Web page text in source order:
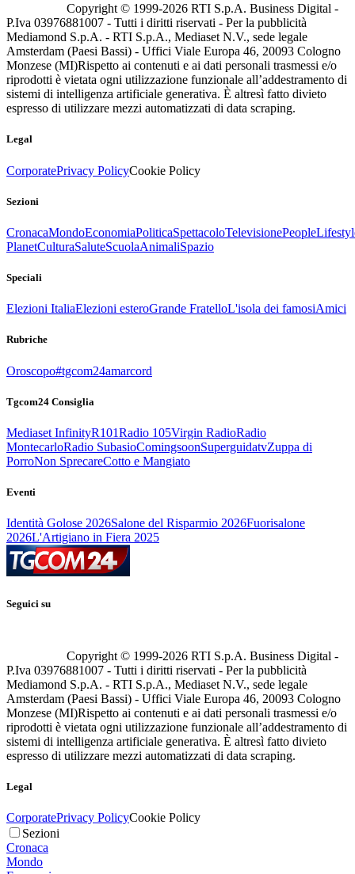
Copyright © 1999-2026 RTI S.p.A. Business Digital -
P.Iva 03976881007 - Tutti i diritti riservati - Per la pubblicità
Mediamond S.p.A. - RTI S.p.A., Mediaset N.V., sede legale
Amsterdam (Paesi Bassi) - Uffici Viale Europa 46, 20093 Cologno
Monzese (MI)Rispetto ai contenuti e ai dati personali trasmessi e/o
riprodotti è vietata ogni utilizzazione funzionale all’addestramento di
sistemi di intelligenza artificiale generativa. È altresì fatto divieto
espresso di utilizzare mezzi automatizzati di data scraping.
Legal
CorporatePrivacy PolicyCookie Policy
Sezioni
CronacaMondoEconomiaPoliticaSpettacoloTelevisionePeople
PlanetCulturaSaluteScuolaAnimaliSpazio
Speciali
Elezioni ItaliaElezioni esteroGrande FratelloL'isola dei famosiAmici
Rubriche
Oroscopo#tgcom24amarcord
Tgcom24 Consiglia
Mediaset InfinityR101Radio 105Virgin RadioRadio
MontecarloRadio SubasioComingsoonSuperguidatvZuppa di
PorroNon SprecareCotto e Mangiato
Eventi
Identità Golose 2026Salone del Risparmio 2026Fuorisalone
2026L'Artigiano in Fiera 2025
Seguici su
Copyright © 1999-2026 RTI S.p.A. Business Digital -
P.Iva 03976881007 - Tutti i diritti riservati - Per la pubblicità
Mediamond S.p.A. - RTI S.p.A., Mediaset N.V., sede legale
Amsterdam (Paesi Bassi) - Uffici Viale Europa 46, 20093 Cologno
Monzese (MI)Rispetto ai contenuti e ai dati personali trasmessi e/o
riprodotti è vietata ogni utilizzazione funzionale all’addestramento di
sistemi di intelligenza artificiale generativa. È altresì fatto divieto
espresso di utilizzare mezzi automatizzati di data scraping.
Legal
CorporatePrivacy PolicyCookie Policy
Sezioni
Cronaca
Mondo